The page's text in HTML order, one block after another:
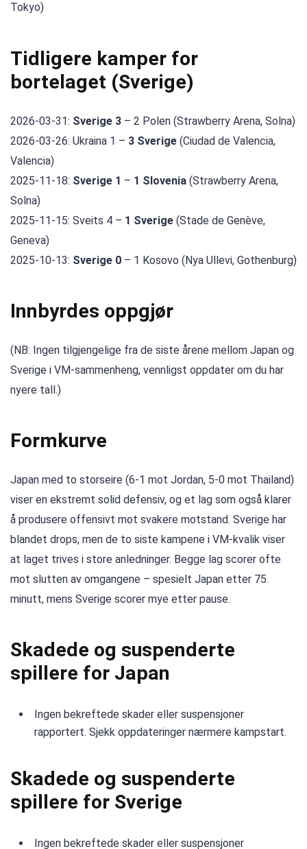
Tokyo)
Tidligere kamper for
bortelaget (Sverige)
2026-03-31: Sverige 3 – 2 Polen (Strawberry Arena, Solna)
2026-03-26: Ukraina 1 – 3 Sverige (Ciudad de Valencia,
Valencia)
2025-11-18: Sverige 1 – 1 Slovenia (Strawberry Arena,
Solna)
2025-11-15: Sveits 4 – 1 Sverige (Stade de Genève,
Geneva)
2025-10-13: Sverige 0 – 1 Kosovo (Nya Ullevi, Gothenburg)
Innbyrdes oppgjør
(NB: Ingen tilgjengelige fra de siste årene mellom Japan og
Sverige i VM-sammenheng, vennligst oppdater om du har
nyere tall.)
Formkurve
Japan med to storseire (6-1 mot Jordan, 5-0 mot Thailand)
viser en ekstremt solid defensiv, og et lag som også klarer
å produsere offensivt mot svakere motstand. Sverige har
blandet drops, men de to siste kampene i VM-kvalik viser
at laget trives i store anledninger. Begge lag scorer ofte
mot slutten av omgangene – spesielt Japan etter 75.
minutt, mens Sverige scorer mye etter pause.
Skadede og suspenderte
spillere for Japan
Ingen bekreftede skader eller suspensjoner
rapportert. Sjekk oppdateringer nærmere kampstart.
Skadede og suspenderte
spillere for Sverige
Ingen bekreftede skader eller suspensjoner